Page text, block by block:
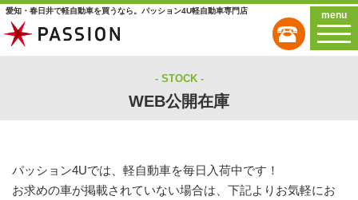
愛知・春日井で軽自動車を買うなら。パッション4U軽自動車専門店 menu
STOCK
WEB公開在庫
パッション4Uでは、軽自動車を毎日入荷中です！
お求めの車が掲載されていない場合は、下記よりお気軽にお